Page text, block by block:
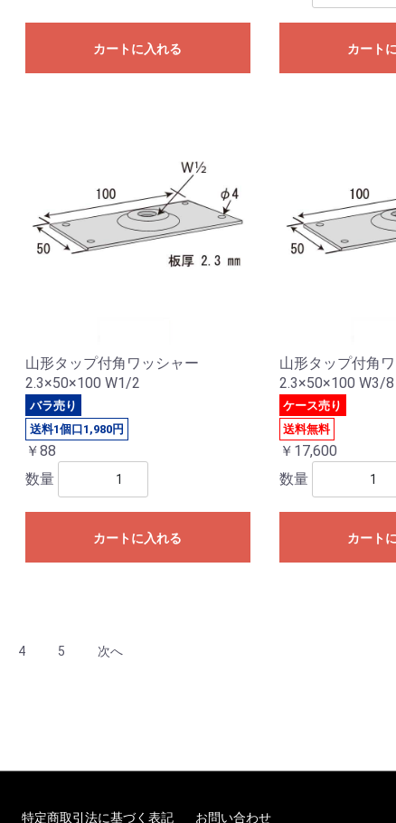
カートに入れる カート
山形タップ付角ワッシャー
2.3×50×100 W1/2
バラ売り
送料1個口1,980円
￥88
数量
カートに入れる
山形タップ付角
2.3×50×100 W3/8
ケース売り
送料無料
￥17,600
数量
カート
4 5 次へ
特定商取引法に基づく表記 お問い合わせ